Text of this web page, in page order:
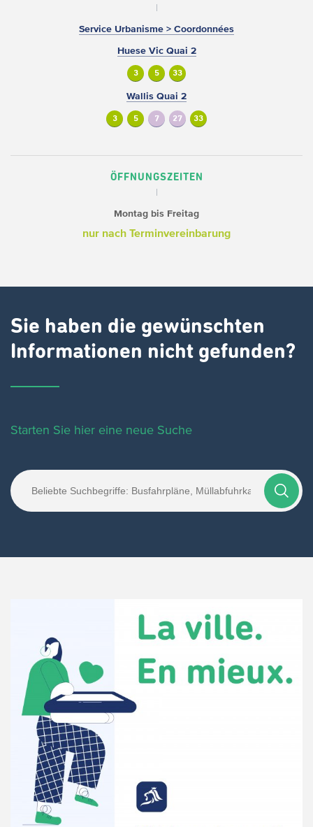
Service Urbanisme > Coordonnées
Huese Vic Quai 2
3 5 33
Wallis Quai 2
3 5 7 27 33
ÖFFNUNGSZEITEN
Montag bis Freitag
nur nach Terminvereinbarung
Sie haben die gewünschten
Informationen nicht gefunden?
Starten Sie hier eine neue Suche